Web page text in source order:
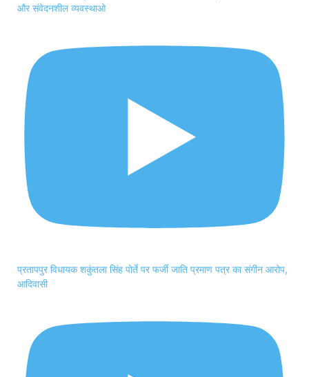
और संवेदनशील व्यवस्थाओ
प्रतापपुर विधायक शकुंतला सिंह पोर्ते पर फर्जी जाति प्रमाण पत्र का संगीन आरोप,
आदिवासी